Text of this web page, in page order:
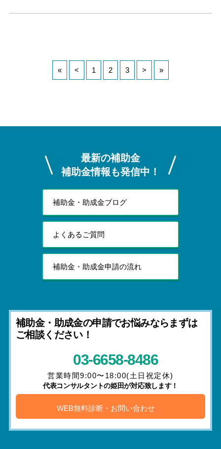
« < 1 2 3 > »
最新の補助金
補助金情報も発信中！
補助金・助成金ブログ
よくあるご質問
補助金・助成金申請の流れ
補助金・助成金の申請でお悩みならまずは
ご相談ください！
03-6658-8486
営業時間9:00〜18:00(土日祝定休)
代表コンサルタントの姫田が対応致します！
WEB無料診断・お問い合わせ